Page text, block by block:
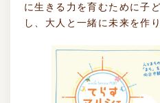
に生きる力を育むために子
し、大人と一緒に未来を作